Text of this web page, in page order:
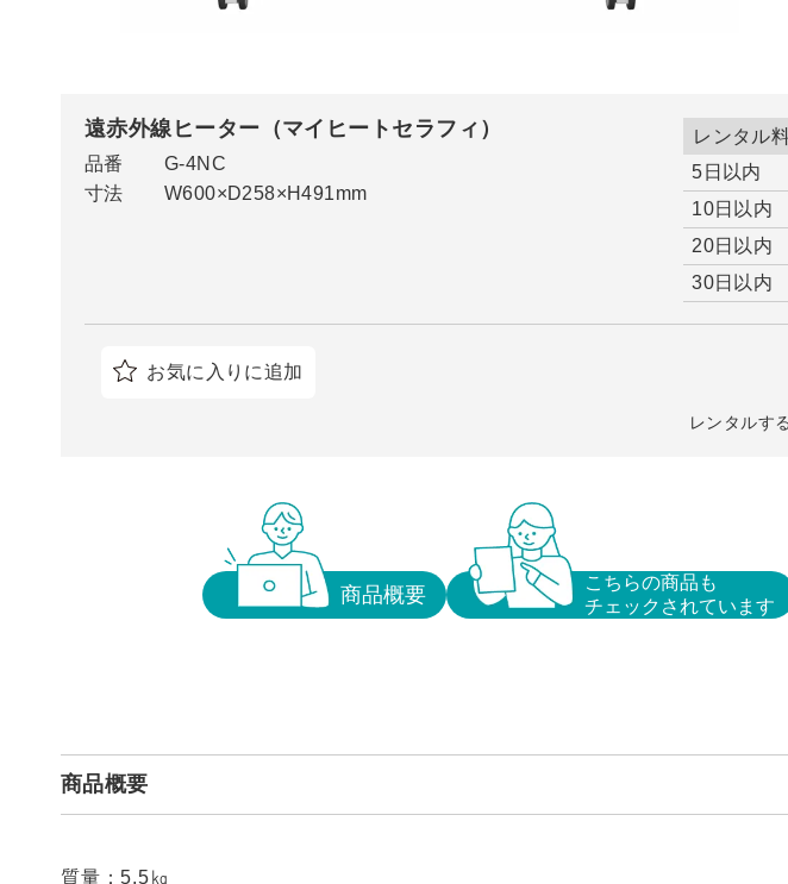
遠赤外線ヒーター（マイヒートセラフィ）
品番
G-4NC
寸法
W600×D258×H491mm
レンタル
5日以内
10日以内
20日以内
30日以内
お気に入りに追加
レンタルす
商品概要
こちらの商品も
チェックされています
商品概要
質量：5.5㎏